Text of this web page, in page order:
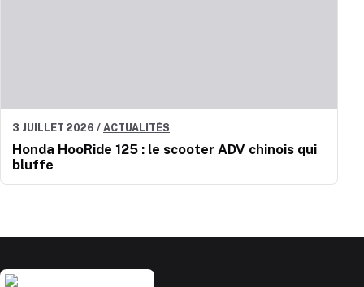
3 JUILLET 2026 / ACTUALITÉS
Honda HooRide 125 : le scooter ADV chinois qui
bluffe